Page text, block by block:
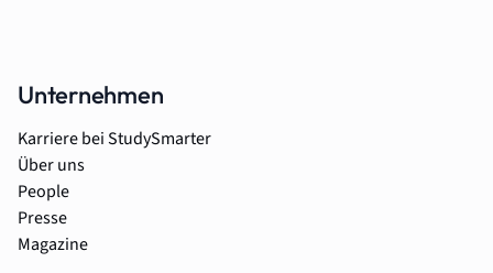
Unternehmen
Karriere bei StudySmarter
Über uns
People
Presse
Magazine